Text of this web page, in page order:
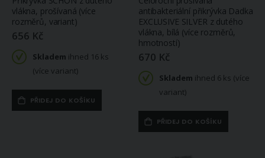
vlákna, prošívaná (více
rozměrů, variant)
656 Kč
Skladem ihned 16 ks
(více variant)
PŘIDEJ DO KOŠÍKU
antibakteriální přikrývka Dadka
EXCLUSIVE SILVER z dutého
vlákna, bílá (více rozměrů,
hmotností)
670 Kč
Skladem ihned 6 ks (více
variant)
PŘIDEJ DO KOŠÍKU
Skladem
ihned36 ks
(větší počet na
Skladem
ihned2 ks
(větší počet na
objednávku do 9
dnů)